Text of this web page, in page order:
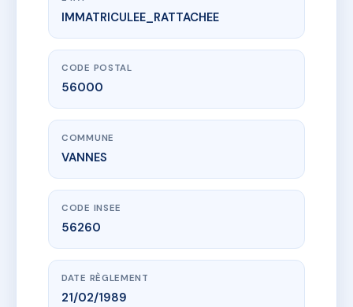
www.vme.plus/AC6688303
LE LAUREAT
10 av de suffren
IMMATRICULEE_RATTACHEE
CODE POSTAL
56000
COMMUNE
VANNES
CODE INSEE
56260
DATE RÈGLEMENT
21/02/1989